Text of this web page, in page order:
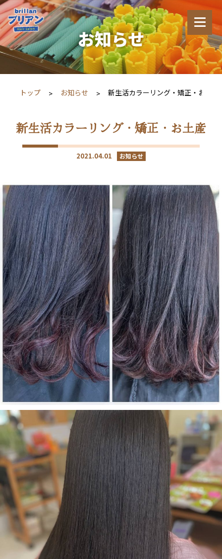
お知らせ
トップ お知らせ 新生活カラーリング・矯正・お土産
新生活カラーリング・矯正・お土産
2021.04.01 お知らせ